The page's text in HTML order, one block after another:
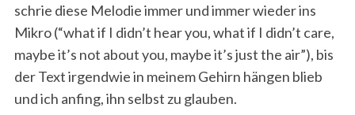
schrie diese Melodie immer und immer wieder ins
Mikro (“what if I didn’t hear you, what if I didn’t care,
maybe it’s not about you, maybe it’s just the air”), bis
der Text irgendwie in meinem Gehirn hängen blieb
und ich anfing, ihn selbst zu glauben.